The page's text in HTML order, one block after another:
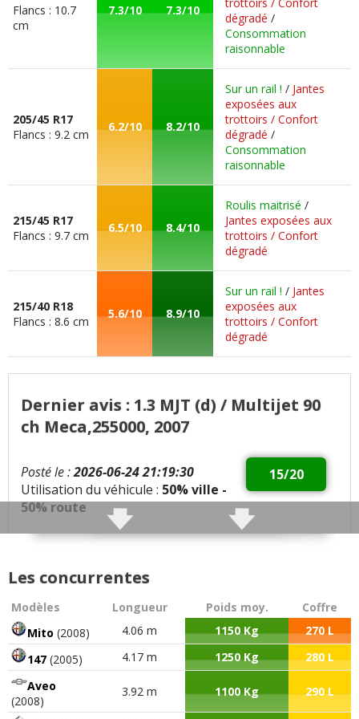
Flancs : 10.7
cm
7.3/10 7.3/10
dégradé /
Consommation
raisonnable
205/45 R17
Flancs : 9.2 cm
6.2/10 8.2/10
Sur un rail ! / Jantes
exposées aux
trottoirs / Confort
dégradé /
Consommation
raisonnable
215/45 R17
Flancs : 9.7 cm
6.5/10 8.4/10
Roulis maitrisé /
Jantes exposées aux
trottoirs / Confort
dégradé
215/40 R18
Flancs : 8.6 cm
5.6/10 8.9/10
Sur un rail ! / Jantes
exposées aux
trottoirs / Confort
dégradé
Dernier avis : 1.3 MJT (d) / Multijet 90
ch Meca,255000, 2007
15/20
Posté le :2026-06-24 21:19:30
Utilisation du véhicule : 50% ville -
50% route
Défauts :
N'aime pas les routes
sinueuses,beaucoup de roulis,
mécanique assez bruyante
Consommation moyenne :5,5 l en moyenne
Problèmes rencontrés :
Les concurrentes
Modèles Longueur Poids moy.
Coffre
Mito (2008) 4.06 m 1150 Kg
270 L
147 (2005) 4.17 m 1250 Kg
280 L
Aveo
(2008)
3.92 m 1100 Kg 290 L